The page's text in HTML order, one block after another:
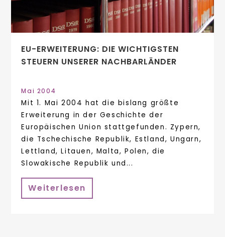
EU-ERWEITERUNG: DIE WICHTIGSTEN
STEUERN UNSERER NACHBARLÄNDER
Mai 2004
Mit 1. Mai 2004 hat die bislang größte
Erweiterung in der Geschichte der
Europäischen Union stattgefunden. Zypern,
die Tschechische Republik, Estland, Ungarn,
Lettland, Litauen, Malta, Polen, die
Slowakische Republik und...
Weiterlesen